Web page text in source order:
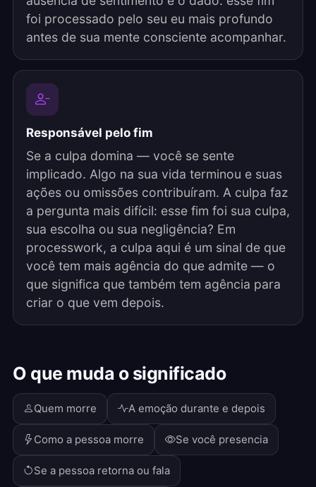
foi processado pelo seu eu mais profundo
antes de sua mente consciente acompanhar.
Responsável pelo fim
Se a culpa domina — você se sente
implicado. Algo na sua vida terminou e suas
ações ou omissões contribuíram. A culpa faz
a pergunta mais difícil: esse fim foi sua culpa,
sua escolha ou sua negligência? Em
processwork, a culpa aqui é um sinal de que
você tem mais agência do que admite — o
que significa que também tem agência para
criar o que vem depois.
O que muda o significado
Quem morre A emoção durante e depois
Como a pessoa morre Se você presencia
Se a pessoa retorna ou fala